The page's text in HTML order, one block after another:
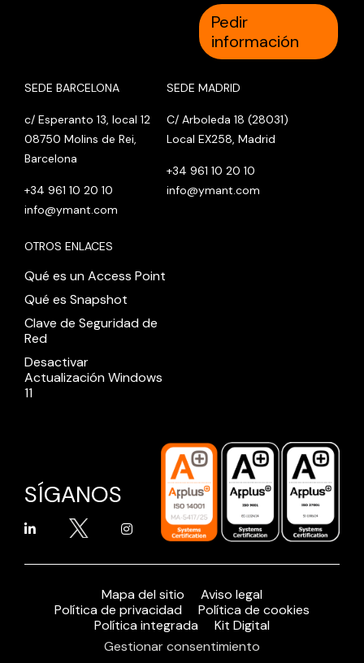
Pedir
información
SEDE BARCELONA
c/ Esperanto 13, local 12
08750 Molins de Rei,
Barcelona
+34 961 10 20 10
info@ymant.com
SEDE MADRID
C/ Arboleda 18 (28031)
Local EX258, Madrid
+34 961 10 20 10
info@ymant.com
OTROS ENLACES
Qué es un Access Point
Qué es Snapshot
Clave de Seguridad de
Red
Desactivar
Actualización Windows
11
SÍGANOS
Mapa del sitio
Aviso legal
Política de privacidad
Política de cookies
Política integrada
Kit Digital
Gestionar consentimiento